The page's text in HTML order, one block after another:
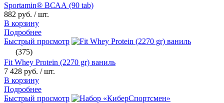
Sportamin® ВСАА (90 tab)
882 руб. / шт.
В корзину
Подробнее
Быстрый просмотр
(375)
Fit Whey Protein (2270 gr) ваниль
7 428 руб. / шт.
В корзину
Подробнее
Быстрый просмотр